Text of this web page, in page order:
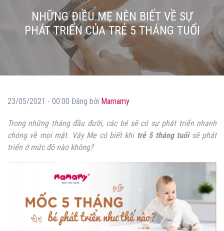
NHỮNG ĐIỀU MẸ NÊN BIẾT VỀ SỰ
PHÁT TRIỂN CỦA TRẺ 5 THÁNG TUỔI
23/05/2021 - 00:00 Đăng bởi Mamamy
Trong những tháng đầu đười, các bé sẽ có sự phát triển nhanh
chóng về mọi mặt. Vậy Mẹ có biết khi trẻ 5 tháng tuổisẽ phát
triển ở mức độ nào không?